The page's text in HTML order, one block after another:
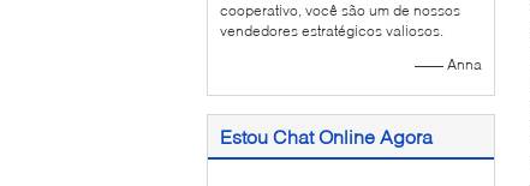
cooperativo, você são um de nossos
vendedores estratégicos valiosos.
—— Anna
Estou Chat Online Agora